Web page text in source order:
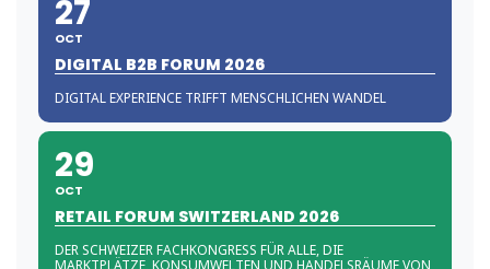
27
OCT
DIGITAL B2B FORUM 2026
DIGITAL EXPERIENCE TRIFFT MENSCHLICHEN WANDEL
29
OCT
RETAIL FORUM SWITZERLAND 2026
DER SCHWEIZER FACHKONGRESS FÜR ALLE, DIE
MARKTPLÄTZE, KONSUMWELTEN UND HANDELSRÄUME VON